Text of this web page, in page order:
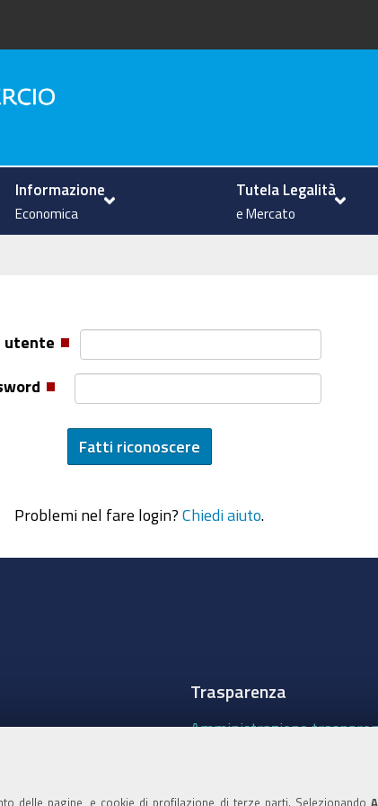
delle pagine, e cookie di profilazione di terze parti. Selezionando
Informazione
Economica
Tutela Legalità
e Mercato
utente
Problemi nel fare login? Chiedi aiuto
Trasparenza
Amministrazione
Pubblicità Legale